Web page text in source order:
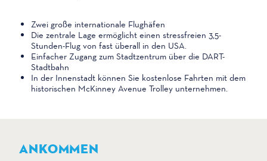
Zwei große internationale Flughäfen
Die zentrale Lage ermöglicht einen stressfreien 3,5-
Stunden-Flug von fast überall in den USA.
Einfacher Zugang zum Stadtzentrum über die DART-
Stadtbahn
In der Innenstadt können Sie kostenlose Fahrten mit dem
historischen McKinney Avenue Trolley unternehmen.
ANKOMMEN